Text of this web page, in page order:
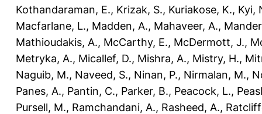
Kothandaraman, E., Krizak, S., Kuriakose, K., Kyi,
Macfarlane, L., Madden, A., Mahaveer, A.,
Mathioudakis, A., McCarthy, E., McDermott, J.,
Metryka, A., Micallef, D., Mishra, A., Mistry, H.,
Naguib, M., Naveed, S., Ninan, P., Nirmalan, M.,
Panes, A., Pantin, C., Parker, B., Peacock, L.,
Pursell, M., Ramchandani, A., Rasheed, A.,